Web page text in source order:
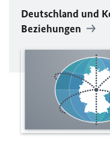
Deutschland und
Beziehungen